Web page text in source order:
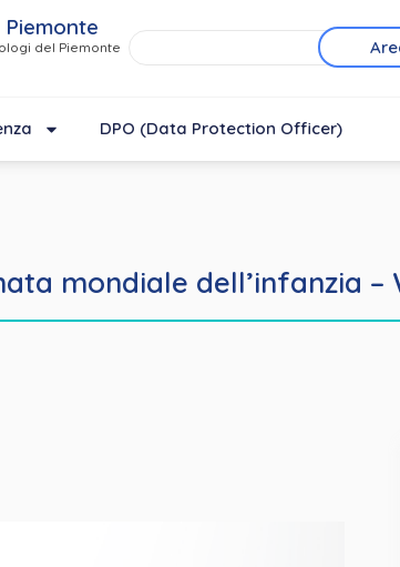
del Piemonte
DPO (Data Protection Officer)
mondiale dell’infanzia –